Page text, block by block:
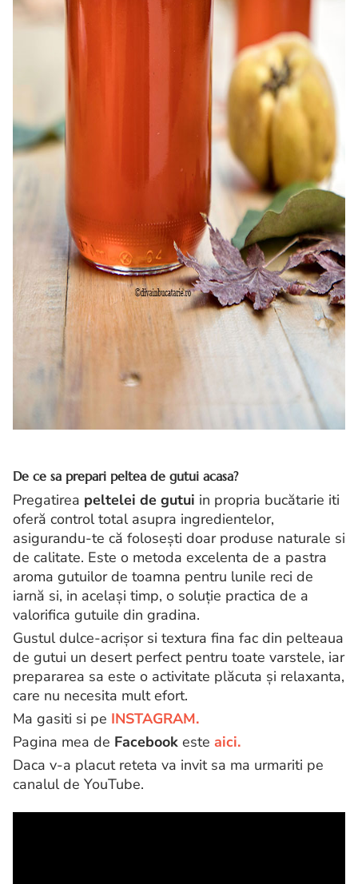
De ce sa prepari peltea de gutui acasa?
Pregatirea peltelei de gutui in propria bucătarie iti
oferă control total asupra ingredientelor,
asigurandu-te că folosești doar produse naturale si
de calitate. Este o metoda excelenta de a pastra
aroma gutuilor de toamna pentru lunile reci de
iarnă si, in același timp, o soluție practica de a
valorifica gutuile din gradina.
Gustul dulce-acrișor si textura fina fac din pelteaua
de gutui un desert perfect pentru toate varstele, iar
prepararea sa este o activitate plăcuta și relaxanta,
care nu necesita mult efort.
Ma gasiti si pe INSTAGRAM.
Pagina mea de Facebook este aici.
Daca v-a placut reteta va invit sa ma urmariti pe
canalul de YouTube.